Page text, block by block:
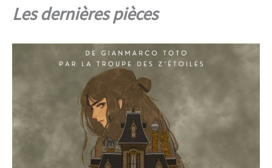
Les dernières pièces